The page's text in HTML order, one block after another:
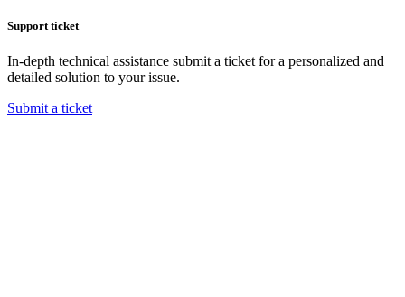
Support ticket
In-depth technical assistance submit a ticket for a personalized and
detailed solution to your issue.
Submit a ticket